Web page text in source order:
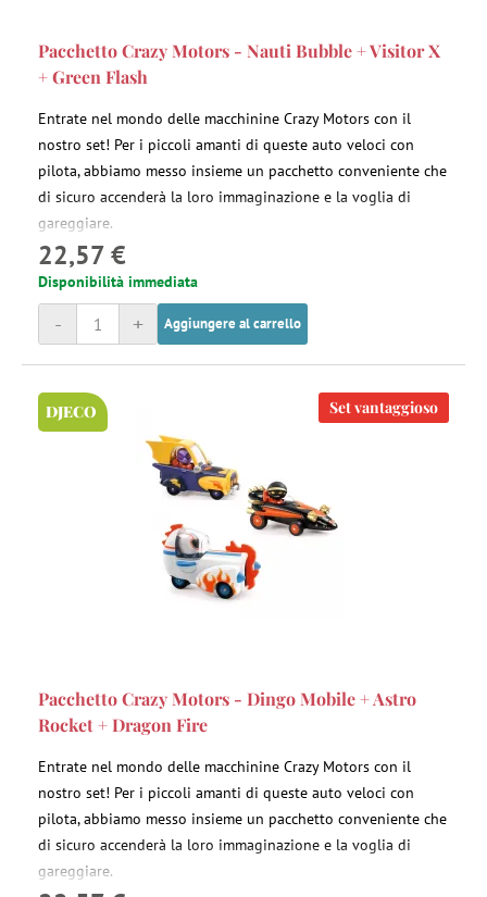
Pacchetto Crazy Motors - Nauti Bubble + Visitor X
+ Green Flash
Entrate nel mondo delle macchinine Crazy Motors con il
nostro set! Per i piccoli amanti di queste auto veloci con
pilota, abbiamo messo insieme un pacchetto conveniente che
di sicuro accenderà la loro immaginazione e la voglia di
gareggiare.
22,57 €
Disponibilità immediata
+
- Aggiungere al carrello
DJECO Set vantaggioso
Pacchetto Crazy Motors - Dingo Mobile + Astro
Rocket + Dragon Fire
Entrate nel mondo delle macchinine Crazy Motors con il
nostro set! Per i piccoli amanti di queste auto veloci con
pilota, abbiamo messo insieme un pacchetto conveniente che
di sicuro accenderà la loro immaginazione e la voglia di
gareggiare.